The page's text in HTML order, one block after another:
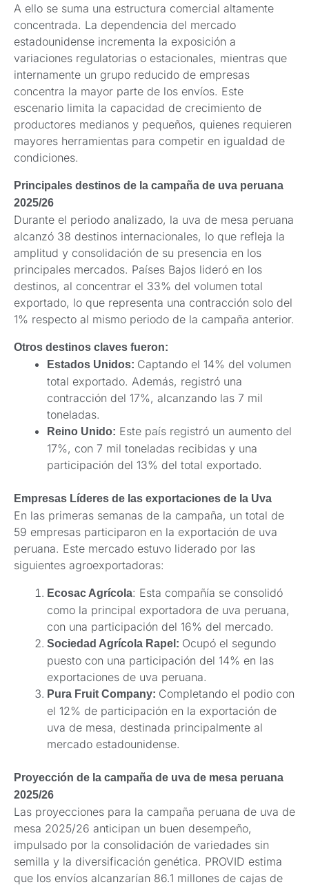
A ello se suma una estructura comercial altamente
concentrada. La dependencia del mercado
estadounidense incrementa la exposición a
variaciones regulatorias o estacionales, mientras que
internamente un grupo reducido de empresas
concentra la mayor parte de los envíos. Este
escenario limita la capacidad de crecimiento de
productores medianos y pequeños, quienes requieren
mayores herramientas para competir en igualdad de
condiciones.
Principales destinos de la campaña de uva peruana
2025/26
Durante el periodo analizado, la uva de mesa peruana
alcanzó 38 destinos internacionales, lo que refleja la
amplitud y consolidación de su presencia en los
principales mercados. Países Bajos lideró en los
destinos, al concentrar el 33% del volumen total
exportado, lo que representa una contracción solo del
1% respecto al mismo periodo de la campaña anterior.
Otros destinos claves fueron:
Estados Unidos: Captando el 14% del volumen
total exportado. Además, registró una
contracción del 17%, alcanzando las 7 mil
toneladas.
Reino Unido: Este país registró un aumento del
17%, con 7 mil toneladas recibidas y una
participación del 13% del total exportado.
Empresas Líderes de las exportaciones de la Uva
En las primeras semanas de la campaña, un total de
59 empresas participaron en la exportación de uva
peruana. Este mercado estuvo liderado por las
siguientes agroexportadoras:
Ecosac Agrícola: Esta compañía se consolidó
como la principal exportadora de uva peruana,
con una participación del 16% del mercado.
Sociedad Agrícola Rapel: Ocupó el segundo
puesto con una participación del 14% en las
exportaciones de uva peruana.
Pura Fruit Company: Completando el podio con
el 12% de participación en la exportación de
uva de mesa, destinada principalmente al
mercado estadounidense.
Proyección de la campaña de uva de mesa peruana
2025/26
Las proyecciones para la campaña peruana de uva de
mesa 2025/26 anticipan un buen desempeño,
impulsado por la consolidación de variedades sin
semilla y la diversificación genética. PROVID estima
que los envíos alcanzarían 86.1 millones de cajas de